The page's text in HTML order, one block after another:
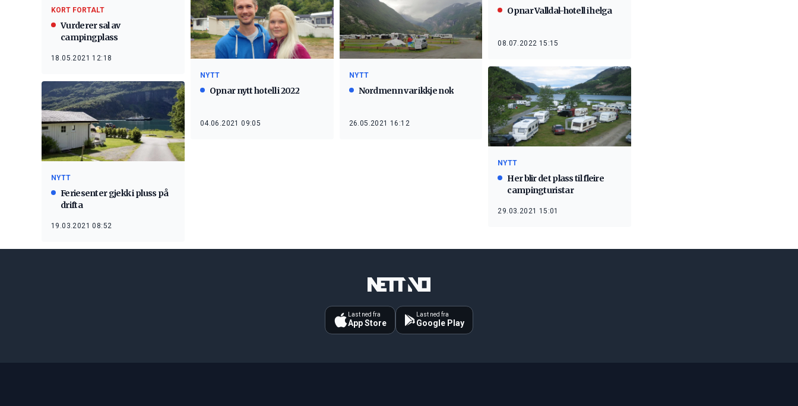
Opnar Valldal-hotell i helga
08.07.2022 15:15
NYTT
Opnar nytt hotell i 2022
04.06.2021 09:05
NYTT
Nordmenn var ikkje nok
26.05.2021 16:12
KORT FORTALT
Vurderer sal av
campingplass
18.05.2021 12:18
NYTT
Her blir det plass til fleire
campingturistar
29.03.2021 15:01
NYTT
Feriesenter gjekk i pluss på
drifta
19.03.2021 08:52
Last ned fra
App Store
Last ned fra
Google Play